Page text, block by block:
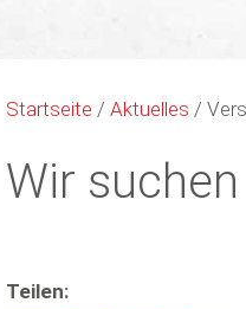
Startseite / Aktuelles /
Wir
Teilen: